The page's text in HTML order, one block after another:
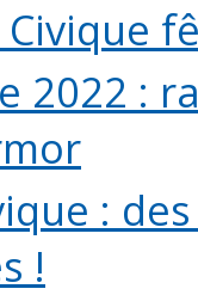
Civique
2022 :
:
!